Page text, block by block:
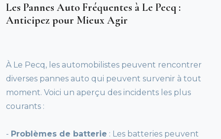
Les Pannes Auto Fréquentes à Le Pecq :
Anticipez pour Mieux Agir
À Le Pecq, les automobilistes peuvent rencontrer
diverses pannes auto qui peuvent survenir à tout
moment. Voici un aperçu des incidents les plus
courants :
- Problèmes de batterie : Les batteries peuvent